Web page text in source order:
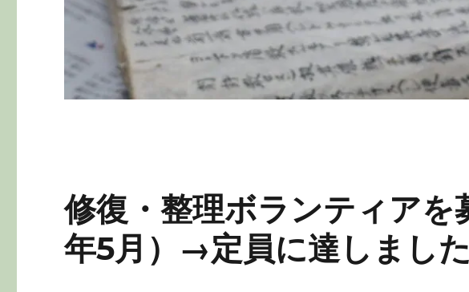
修復・整理ボランティア
年5月）→定員に達しました